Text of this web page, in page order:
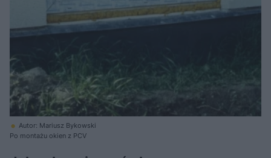
Autor: Mariusz Bykowski
Po montażu okien z PCV